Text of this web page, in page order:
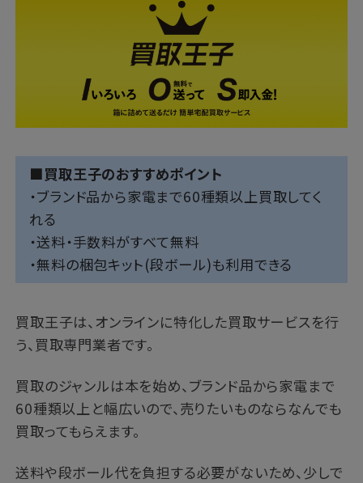
■買取王子のおすすめポイント
・ブランド品から家電まで60種類以上買取してく
れる
・送料・手数料がすべて無料
・無料の梱包キット(段ボール)も利用できる
買取王子は、オンラインに特化した買取サービスを行
う、買取専門業者です。
買取のジャンルは本を始め、ブランド品から家電まで
60種類以上と幅広いので、売りたいものならなんでも
買取ってもらえます。
送料や段ボール代を負担する必要がないため、少しで